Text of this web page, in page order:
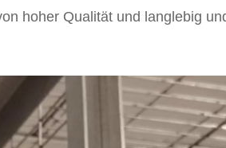
hoher Qualität und langlebig